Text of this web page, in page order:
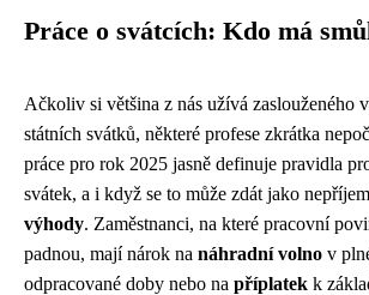
Práce o svátcích: Kdo má
Ačkoliv si většina z nás užívá zaslouženého
státních svátků, některé profese zkrátka
práce pro rok 2025 jasně definuje pravidla
svátek, a i když se to může zdát jako
výhody. Zaměstnanci, na které pracovní
padnou, mají nárok na náhradní volno v
odpracované doby nebo na příplatek k